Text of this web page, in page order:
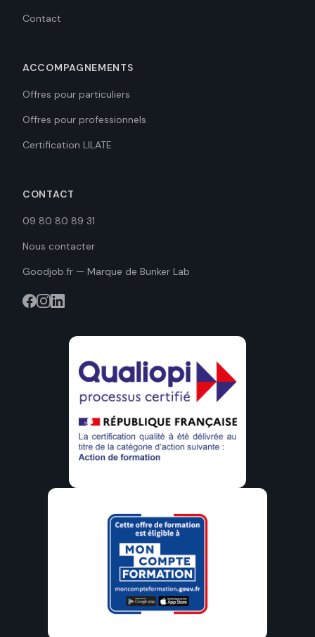
Contact
ACCOMPAGNEMENTS
Offres pour particuliers
Offres pour professionnels
Certification LILATE
CONTACT
09 80 80 89 31
Nous contacter
Goodjob.fr — Marque de Bunker Lab